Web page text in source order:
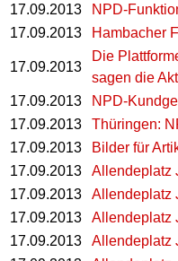
17.09.2013
NPD-
17.09.2013 Hambacher
17.09.2013
Die
sagen die
17.09.2013
NPD-
17.09.2013
Thüringen:
17.09.2013
Bilder für
17.09.2013
Allendeplatz
17.09.2013
Allendeplatz
17.09.2013
Allendeplatz
17.09.2013
Allendeplatz